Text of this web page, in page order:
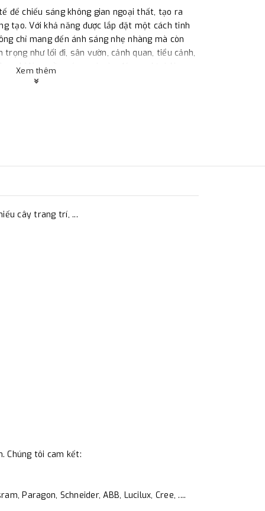
để chiếu sáng không gian ngoại thất, tạo ra
tạo. Với khả năng được lắp đặt một cách tinh
chỉ mang đến ánh sáng nhẹ nhàng mà còn
như lối đi, sân vườn, cảnh quan, tiểu cảnh,
chỉ là nguồn sáng mà còn đóng vai trò là
tạo và sự hài hòa trong việc tạo điểm đẹp
Xem thêm
cây trang trí, ...
Chúng tôi cam kết:
Paragon, Schneider, ABB, Lucilux, Cree, ....